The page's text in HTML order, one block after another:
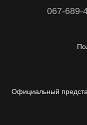
067-689-
Официальный